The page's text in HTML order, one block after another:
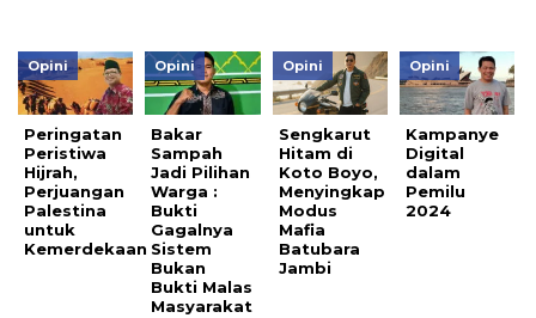
Opini
Peringatan
Peristiwa
Hijrah,
Perjuangan
Palestina
untuk
Kemerdekaan
Opini
Bakar
Sampah
Jadi Pilihan
Warga :
Bukti
Gagalnya
Sistem
Bukan
Bukti Malas
Masyarakat
Opini
Sengkarut
Hitam di
Koto Boyo,
Menyingkap
Modus
Mafia
Batubara
Jambi
Opini
Kampanye
Digital
dalam
Pemilu
2024